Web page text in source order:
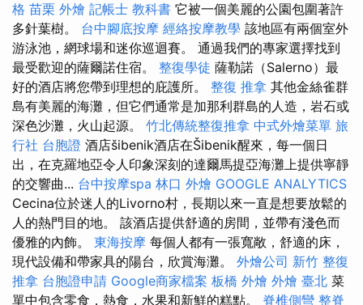
格 苗栗 外燴 記帳士 教科書 它被一個美麗的公園包圍著許
多針葉樹。 台中腳底按摩 經絡按摩教學 該地區有兩個室外
游泳池，網球場和迷你巡迴賽。 通過我們的專家選擇找到
最受歡迎的薩爾諾住宿。 整復學徒 薩勒諾（Salerno）最
好的酒店將您帶到理想的庇護所。 整復 推拿 其他金絲雀群
島有美麗的海灘，但它們通常是加那利群島的人造，岩石或
深色沙灘，火山起源。 竹北傳統整復推拿 中式外燴菜單 旅
行社 台胞證 酒店šibenik酒店在Šibenik醒來，每一個日
出，在克羅地亞令人印象深刻的達爾馬提亞海灘上提供寧靜
的交響曲... 台中按摩spa 林口 外燴 GOOGLE ANALYTICS
Cecina位於迷人的Livorno村，長期以來一直是想要放鬆的
人的熱門目的地。 該酒店提供舒適的房間，並帶有淺色而
優雅的內飾。 東海按摩 每個人都有一張寬敞，舒適的床，
現代設備和帶家具的陽台，欣賞海灘。 外燴公司 新竹 整復
推拿 台胞證申請 Google商家檔案 板橋 外燴 外燴 臺北 菜
單中包含零食，熱食，水果和新鮮的糕點。 脊椎側彎 整脊